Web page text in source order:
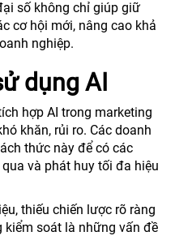
số không chỉ giúp giữ
cơ hội mới, nâng cao khả
nghiệp.
dụng AI
hợp AI trong marketing
khăn, rủi ro. Các doanh
thức này để có các
và phát huy tối đa hiệu
thiếu chiến lược rõ ràng
kiểm soát là những vấn đề